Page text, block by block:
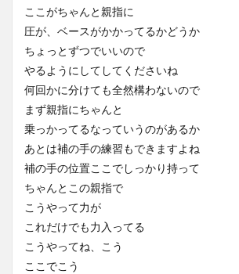
ここがちゃんと親指に
圧が、ベースがかかってるかどうか
ちょっとずつでいいので
やるようにしてしてくださいね
何回かに分けても全然構わないので
まず親指にちゃんと
乗っかってるなっていうのがあるか
あとは補の手の練習もできますよね
補の手の位置ここでしっかり持って
ちゃんとこの親指で
こうやって力が
これだけでも力入ってる
こうやってね、こう
ここでこう